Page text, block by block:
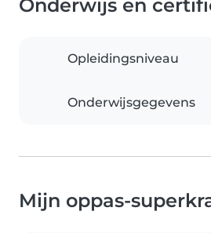
Onderwijs en
Opleidingsniveau
Onderwijsgegevens
Mijn oppas-